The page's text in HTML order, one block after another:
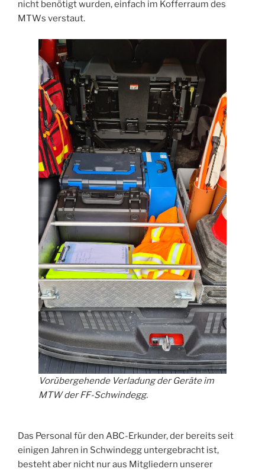
nicht benötigt wurden, einfach im Kofferraum des
MTWs verstaut.
Vorübergehende Verladung der Geräte im
MTW der FF-Schwindegg.
Das Personal für den ABC-Erkunder, der bereits seit
einigen Jahren in Schwindegg untergebracht ist,
besteht aber nicht nur aus Mitgliedern unserer